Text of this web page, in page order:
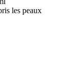
les peaux